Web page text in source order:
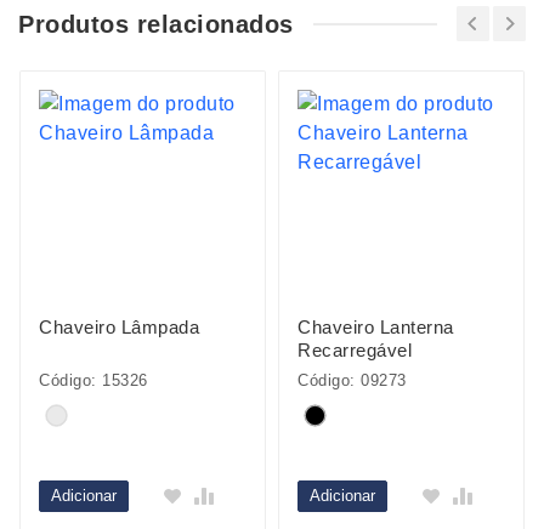
Produtos relacionados
Chaveiro Lâmpada
Código: 15326
Adicionar
Chaveiro Lanterna
Recarregável
Código: 09273
Adicionar